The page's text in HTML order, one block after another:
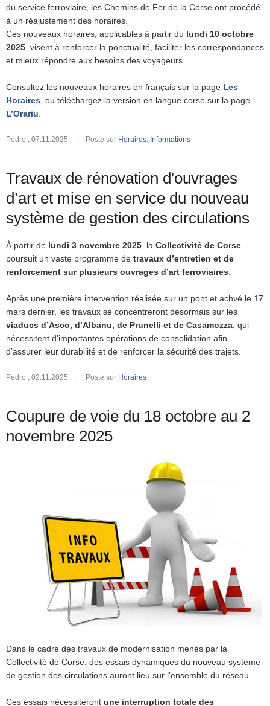
du service ferroviaire, les Chemins de Fer de la Corse ont procédé
à un réajustement des horaires.
Ces nouveaux horaires, applicables à partir du lundi 10 octobre
2025 , visent à renforcer la ponctualité, faciliter les correspondances
et mieux répondre aux besoins des voyageurs.
Consultez les nouveaux horaires en français sur la page Les
Horaires , ou téléchargez la version en langue corse sur la page
L’Orariu
Pedro 07.11.2025 | Posté sur Horaires Informations
Travaux de rénovation d'ouvrages
d’art et mise en service du nouveau
système de gestion des circulations
À partir de lundi 3 novembre 2025 , la Collectivité de Corse
poursuit un vaste programme de travaux d’entretien et de
renforcement sur plusieurs ouvrages d’art ferroviaires
Après une première intervention réalisée sur un pont et achvé le 17
mars dernier, les travaux se concentreront désormais sur les
viaducs d’Asco, d’Albanu, de Prunelli et de Casamozza , qui
nécessitent d’importantes opérations de consolidation afin
d’assurer leur durabilité et de renforcer la sécurité des trajets.
Pedro 02.11.2025 | Posté sur Horaires
Coupure de voie du 18 octobre au 2
novembre 2025
Dans le cadre des travaux de modernisation menés par la
Collectivité de Corse, des essais dynamiques du nouveau système
de gestion des circulations auront lieu sur l’ensemble du réseau.
Ces essais nécessiteront une interruption totale des